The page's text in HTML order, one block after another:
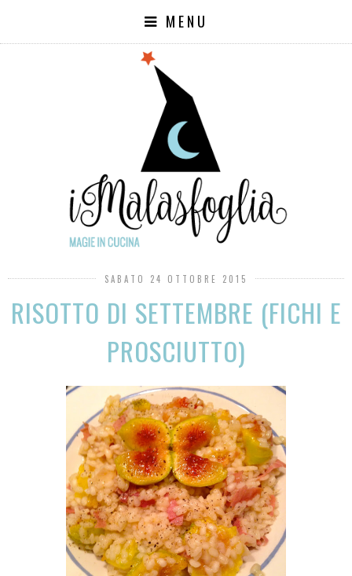
MENU
SABATO 24 OTTOBRE 2015
RISOTTO DI SETTEMBRE (FICHI E
PROSCIUTTO)